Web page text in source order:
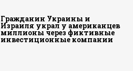
Гражданин Украины и
Израиля украл у американцев
миллионы через фиктивные
инвестиционные компании